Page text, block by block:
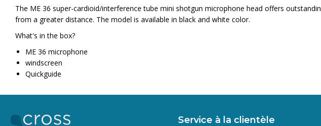
The ME 36 super-cardioid/interference tube mini shotgun microphone head offers
from a greater distance. The model is available in black and white color.
What's in the box?
ME 36 microphone
windscreen
Quickguide
Service à la clientèle